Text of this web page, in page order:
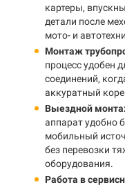
картеры,
детали после
мото- и
Монтаж
процесс удобен
соединений,
аккуратный
Выездной
аппарат удобно
мобильный
без перевозки
оборудования.
Работа в